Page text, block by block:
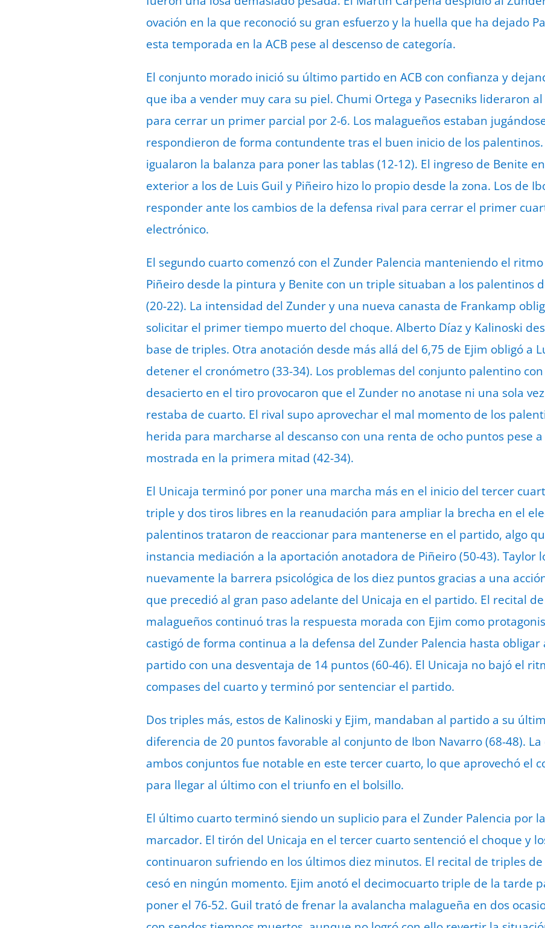
ovación en la que reconoció su gran esfuerzo y la huella que ha dejado
esta temporada en la ACB pese al descenso de categoría.
El conjunto morado inició su último partido en ACB con confianza y
que iba a vender muy cara su piel. Chumi Ortega y Pasecniks lideraron
para cerrar un primer parcial por 2-6. Los malagueños estaban
respondieron de forma contundente tras el buen inicio de los palentinos.
igualaron la balanza para poner las tablas (12-12). El ingreso de Benite
exterior a los de Luis Guil y Piñeiro hizo lo propio desde la zona. Los de
responder ante los cambios de la defensa rival para cerrar el primer
electrónico.
El segundo cuarto comenzó con el Zunder Palencia manteniendo el
Piñeiro desde la pintura y Benite con un triple situaban a los palentinos
(20-22). La intensidad del Zunder y una nueva canasta de Frankamp
solicitar el primer tiempo muerto del choque. Alberto Díaz y Kalinoski
base de triples. Otra anotación desde más allá del 6,75 de Ejim obligó a
detener el cronómetro (33-34). Los problemas del conjunto palentino
desacierto en el tiro provocaron que el Zunder no anotase ni una sola
restaba de cuarto. El rival supo aprovechar el mal momento de los
herida para marcharse al descanso con una renta de ocho puntos pese
mostrada en la primera mitad (42-34).
El Unicaja terminó por poner una marcha más en el inicio del tercer
triple y dos tiros libres en la reanudación para ampliar la brecha en el
palentinos trataron de reaccionar para mantenerse en el partido, algo
instancia mediación a la aportación anotadora de Piñeiro (50-43). Taylor
nuevamente la barrera psicológica de los diez puntos gracias a una
que precedió al gran paso adelante del Unicaja en el partido. El recital
malagueños continuó tras la respuesta morada con Ejim como
castigó de forma continua a la defensa del Zunder Palencia hasta obligar
partido con una desventaja de 14 puntos (60-46). El Unicaja no bajó el
compases del cuarto y terminó por sentenciar el partido.
Dos triples más, estos de Kalinoski y Ejim, mandaban al partido a su
diferencia de 20 puntos favorable al conjunto de Ibon Navarro (68-48).
ambos conjuntos fue notable en este tercer cuarto, lo que aprovechó el
para llegar al último con el triunfo en el bolsillo.
El último cuarto terminó siendo un suplicio para el Zunder Palencia por
marcador. El tirón del Unicaja en el tercer cuarto sentenció el choque y
continuaron sufriendo en los últimos diez minutos. El recital de triples
cesó en ningún momento. Ejim anotó el decimocuarto triple de la tarde
poner el 76-52. Guil trató de frenar la avalancha malagueña en dos